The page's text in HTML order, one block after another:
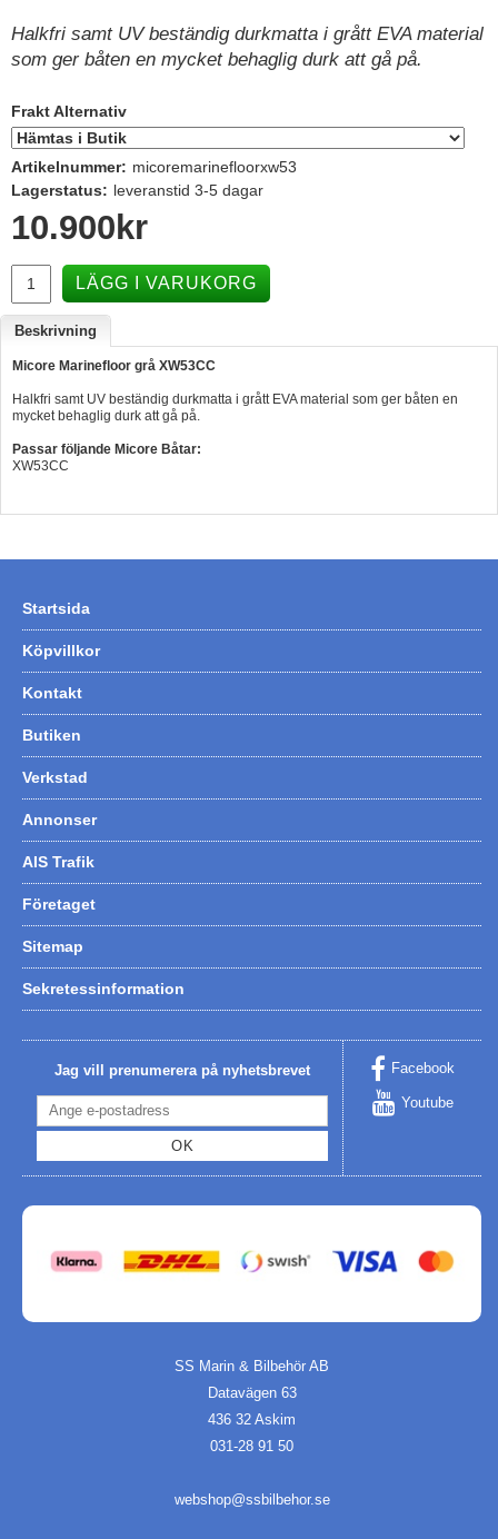
Båttillbehör
Hummertina
Varta - Batterier
Victron - Batteriladdare
CTEK - Batteriladdare
Webasto - Dieselvärmare
Kamasa Tools - Verktyg
Calix - Packline - Takboxar
Thule - Takboxar
Thule - Lasthållare
LAGERRENSING
Begagnade Motorer & Båtar
Halkfri samt UV beständig durkmatta i grått EVA material
som ger båten en mycket behaglig durk att gå på.
Frakt Alternativ
Artikelnummer: micoremarinefloorxw53
Lagerstatus: leveranstid 3-5 dagar
10.900 kr
LÄGG I VARUKORG
Beskrivning
Micore Marinefloor grå XW53CC
Halkfri samt UV beständig durkmatta i grått EVA material som ger båten en
mycket behaglig durk att gå på.
Passar följande Micore Båtar:
XW53CC
Startsida
Köpvillkor
Kontakt
Butiken
Verkstad
Annonser
AIS Trafik
Företaget
Sitemap
Sekretessinformation
Jag vill prenumerera på nyhetsbrevet
OK
Facebook
Youtube
SS Marin & Bilbehör AB
Datavägen 63
436 32 Askim
031-28 91 50
webshop@ssbilbehor.se